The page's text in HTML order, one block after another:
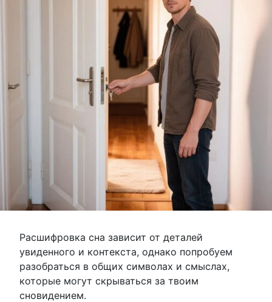
Расшифровка сна зависит от деталей
увиденного и контекста, однако попробуем
разобраться в общих символах и смыслах,
которые могут скрываться за твоим
сновидением.